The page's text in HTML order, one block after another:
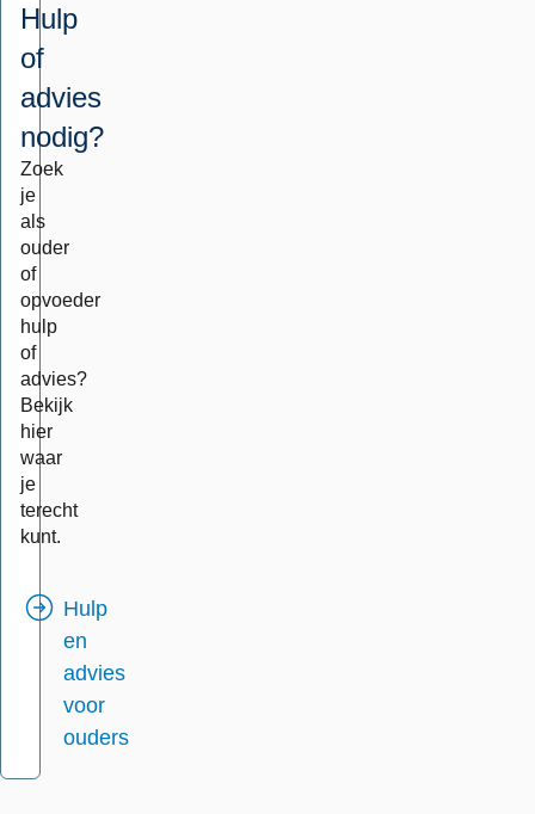
Hulp
of
advies
nodig?
Zoek
je
als
ouder
of
opvoeder
hulp
of
advies?
Bekijk
hier
waar
je
terecht
kunt.
Hulp
en
advies
voor
ouders